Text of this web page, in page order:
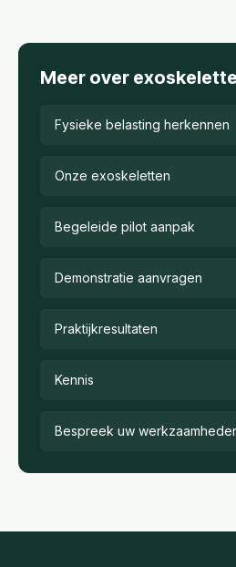
Meer over
Fysieke belasting herkennen
Onze exoskeletten
Begeleide pilot aanpak
Demonstratie aanvragen
Praktijkresultaten
Kennis
Bespreek uw